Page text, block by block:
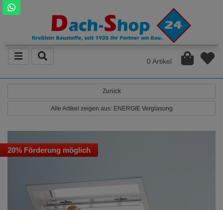
0 Artikel
Zurück
Alle Artikel zeigen aus: ENERGIE Verglasung
20% Förderung möglich